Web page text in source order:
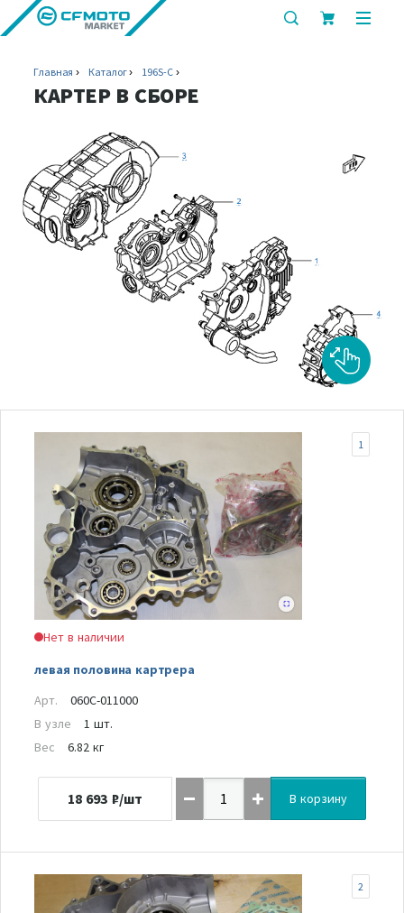
показать
Главная Каталог 196S-C
КАРТЕР В СБОРЕ
Нет в наличии
левая половина картрера
1
Арт.
060C-011000
В узле
1 шт.
Вес
6.82 кг
18 693 ₽/шт В корзину
2